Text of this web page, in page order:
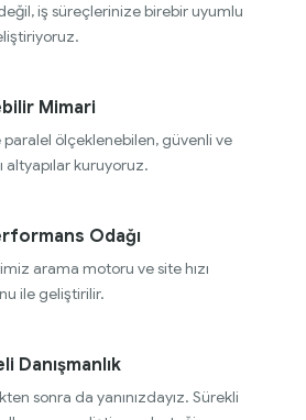
iş süreçlerinize birebir uyumlu
Mimari
ölçeklenebilen, güvenli ve
altyapılar kuruyoruz.
Odağı
arama motoru ve site hızı
ile geliştirilir.
Danışmanlık
sonra da yanınızdayız. Sürekli